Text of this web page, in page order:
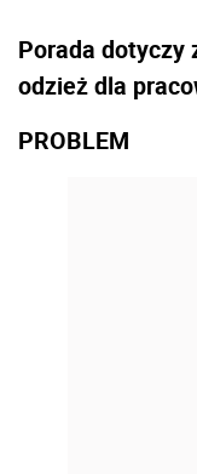
Porada dotyczy
odzież dla
PROBLEM